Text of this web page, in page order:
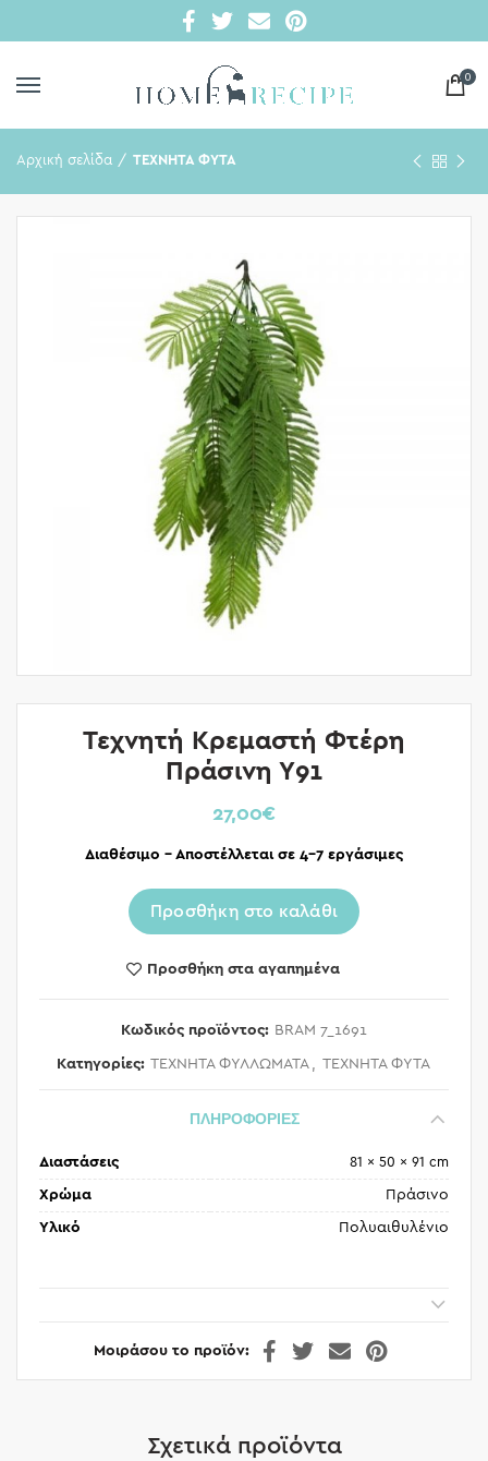
0
Αρχική σελίδα ΤΕΧΝΗΤΑ ΦΥΤΑ
Τεχνητή Κρεμαστή Φτέρη
Πράσινη Υ91
27,00€
Διαθέσιμο – Αποστέλλεται σε 4-7 εργάσιμες
Προσθήκη στο καλάθι
Προσθήκη στα αγαπημένα
Κωδικός προϊόντος: BRAM 7_1691
Κατηγορίες: ΤΕΧΝΗΤΑ ΦΥΛΛΩΜΑΤΑ , ΤΕΧΝΗΤΑ ΦΥΤΑ
ΠΛΗΡΟΦΟΡΙΕΣ
Διαστάσεις 81 × 50 × 91 cm
Χρώμα Πράσινο
Υλικό Πολυαιθυλένιο
Μοιράσου το προϊόν
Σχετικά προϊόντα